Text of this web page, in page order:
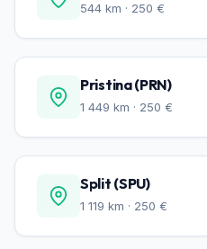
544 km · 250 €
Pristina (PRN)
1 449 km · 250 €
Split (SPU)
1 119 km · 250 €